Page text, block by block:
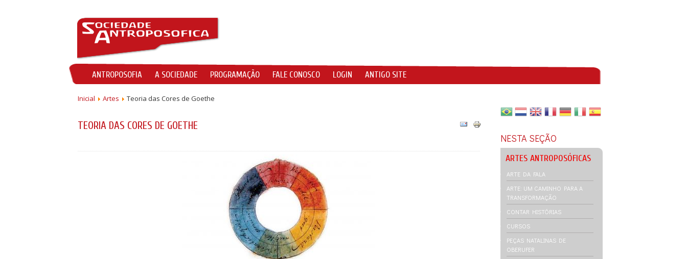
ANTROPOSOFIA A SOCIEDADE PROGRAMAÇÃO FALE CONOSCO LOGIN ANTIGO SITE
Inicial Artes Teoria das Cores de Goethe
TEORIA DAS CORES DE GOETHE
NESTA SEÇÃO
ARTES ANTROPOSÓFICAS
ARTE DA FALA
ARTE: UM CAMINHO PARA A
TRANSFORMAÇÃO
CONTAR HISTÓRIAS
CURSOS
PEÇAS NATALINAS DE
OBERUFER